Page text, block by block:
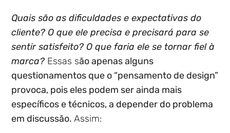
Quais são as dificuldades e expectativas do
cliente? O que ele precisa e precisará para se
sentir satisfeito? O que faria ele se tornar fiel à
marca? Essas são apenas alguns
questionamentos que o “pensamento de design”
provoca, pois eles podem ser ainda mais
específicos e técnicos, a depender do problema
em discussão.Assim: